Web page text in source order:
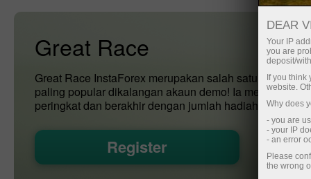
Great Race
Great Race InstaForex merupakan salah satu
paling popular dikalangan akaun demo! Ia mempunyai
peringkat dan berakhir dengan jumlah hadiah $ 55,000.
Register
DEAR
Your IP
you are
deposit/
If you
website.
Why does
- you are
- your IP
- an error
Please
the wrong